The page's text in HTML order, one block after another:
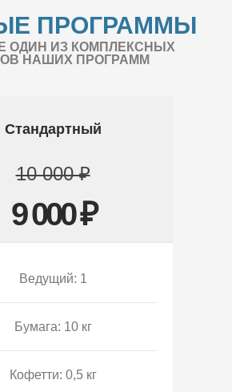
ПРОГРАММЫ
ОДИН ИЗ КОМПЛЕКСНЫХ
НАШИХ ПРОГРАММ
Стандартный
10 000 ₽
9 000 ₽
Ведущий: 1
Бумага: 10 кг
Кофетти: 0,5 кг